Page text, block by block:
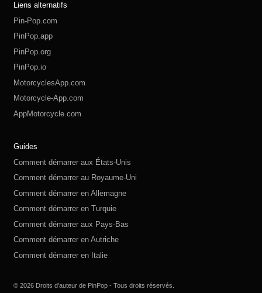
Liens alternatifs
Pin-Pop.com
PinPop.app
PinPop.org
PinPop.io
MotorcyclesApp.com
Motorcycle-App.com
AppMotorcycle.com
Guides
Comment démarrer aux États-Unis
Comment démarrer au Royaume-Uni
Comment démarrer en Allemagne
Comment démarrer en Turquie
Comment démarrer aux Pays-Bas
Comment démarrer en Autriche
Comment démarrer en Italie
© 2026 Droits d'auteur de PinPop - Tous droits réservés.